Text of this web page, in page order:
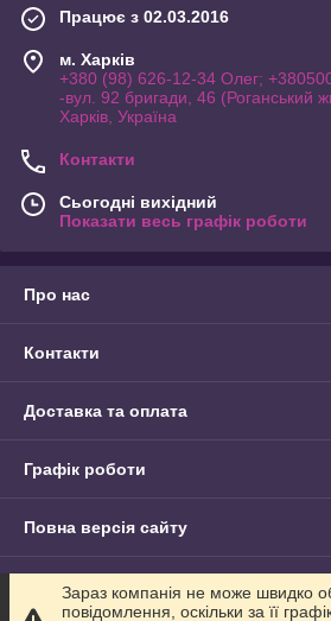
Працює з 02.03.2016
м. Харків
+380 (98) 626-12-34 Олег;
-вул. 92 бригади, 46 (Роганський
Харків, Україна
Контакти
Сьогодні вихідний
Показати весь графік роботи
Про нас
Контакти
Доставка та оплата
Графік роботи
Повна версія сайту
Сайт створено на маркетплейсі
Зараз компанія не може швидко
повідомлення, оскільки за її